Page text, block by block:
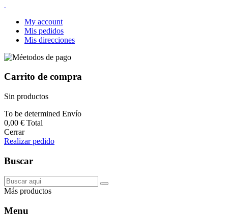
My account
Mis pedidos
Mis direcciones
Carrito de compra
Sin productos
To be determined Envío
0,00 € Total
Cerrar
Realizar pedido
Buscar
Más productos
Menu